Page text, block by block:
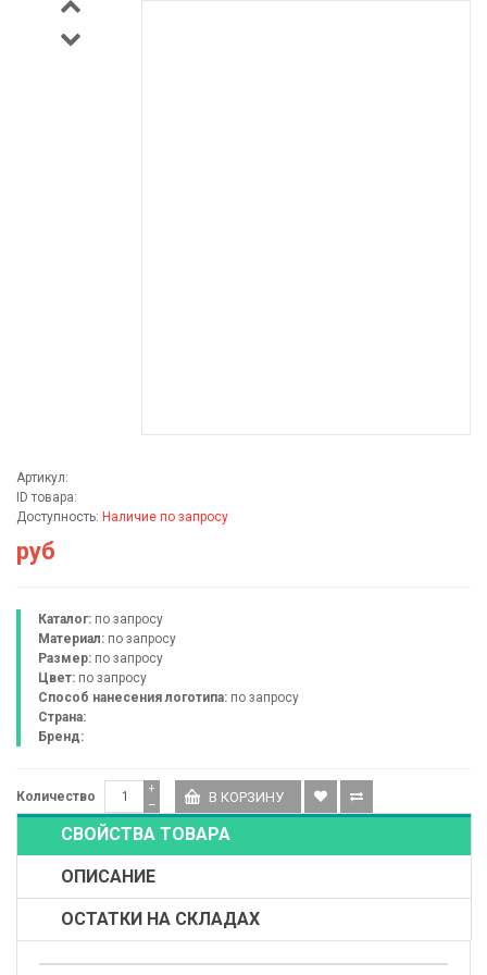
Артикул:
ID товара:
Доступность: Наличие по запросу
руб
Каталог: по запросу
Материал: по запросу
Размер: по запросу
Цвет: по запросу
Способ нанесения логотипа: по запросу
Страна:
Бренд:
Количество −
+
СВОЙСТВА ТОВАРА
ОПИСАНИЕ
ОСТАТКИ НА СКЛАДАХ